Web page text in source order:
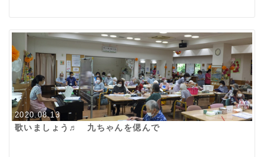
2020.08.13
歌いましょう♬ 九ちゃんを偲んで